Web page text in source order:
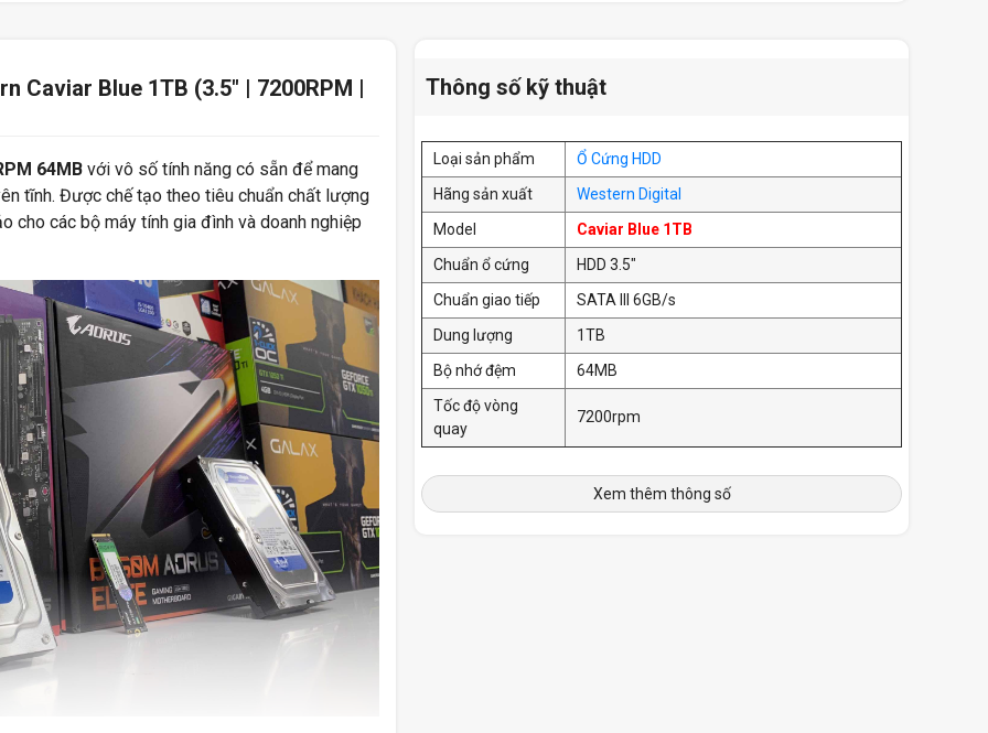
Caviar Blue 1TB (3.5" | 7200RPM |
64MB với vô số tính năng có sẵn để mang
tĩnh. Được chế tạo theo tiêu chuẩn chất lượng
cho các bộ máy tính gia đình và doanh nghiệp
Thông số kỹ thuật
Loại sản phẩm
Ổ Cứng HDD
Hãng sản xuất
Western Digital
Model
Caviar Blue 1TB
Chuẩn ổ cứng
HDD 3.5"
Chuẩn giao tiếp
SATA III 6GB/s
Dung lượng
1TB
Bộ nhớ đệm
64MB
Tốc độ vòng
quay
7200rpm
Xem thêm thông số